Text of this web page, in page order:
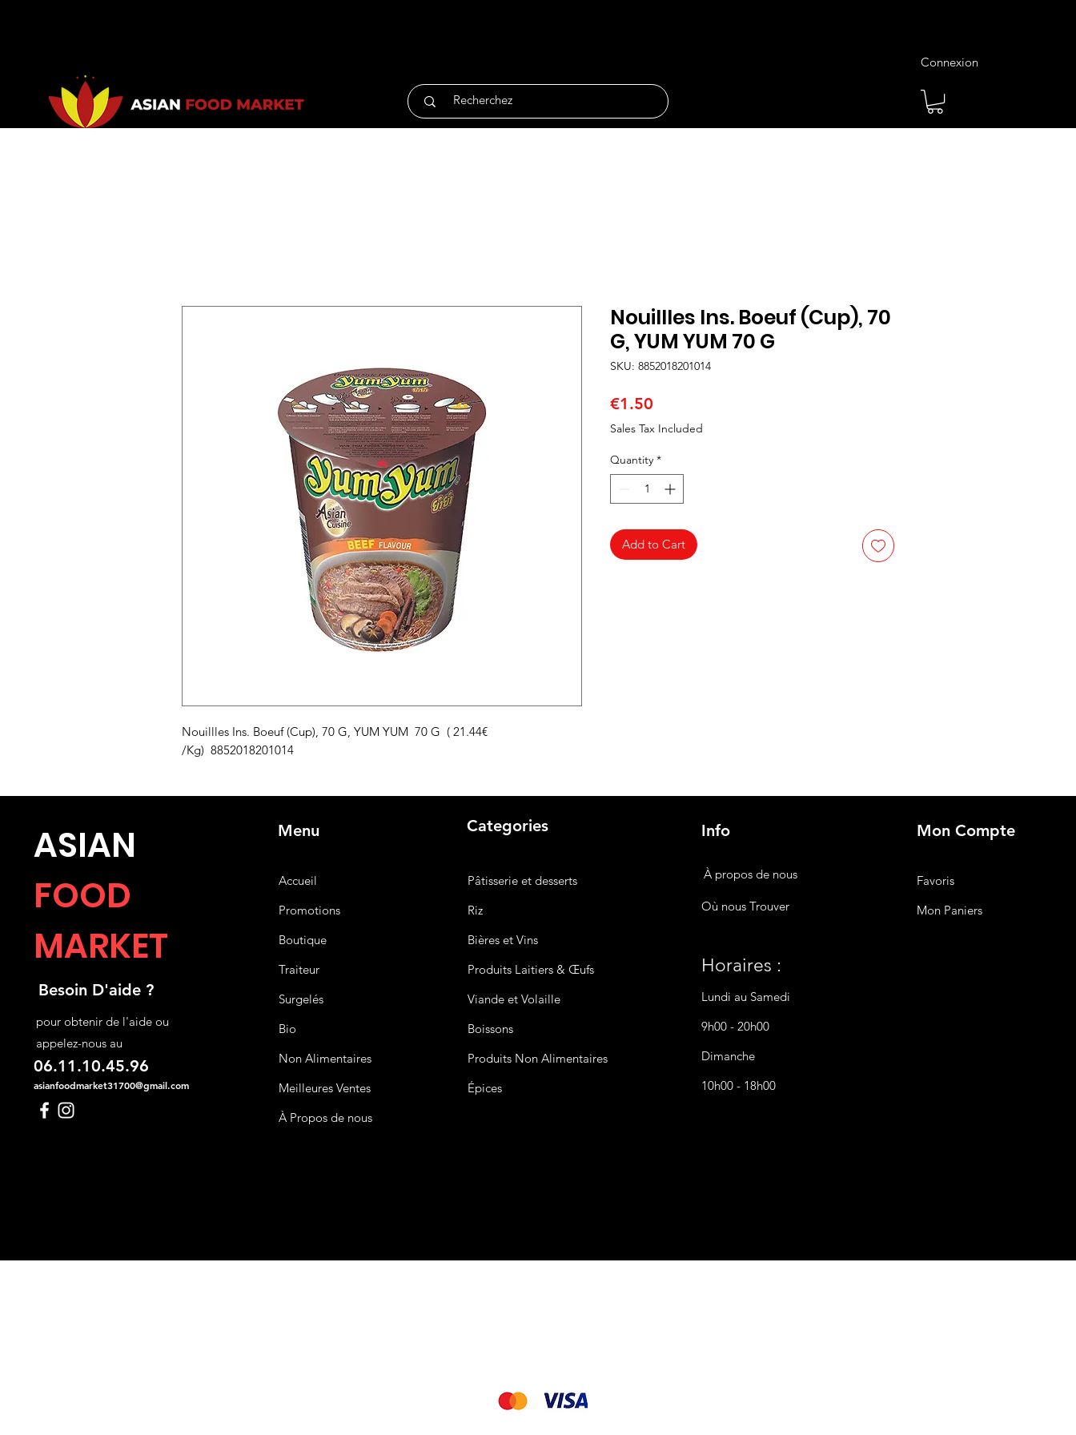
Connexion
Nouillles Ins. Boeuf (Cup), 70 G, YUM YUM 70 G ( 21.44€
/Kg) 8852018201014
Nouillles Ins. Boeuf (Cup), 70
G, YUM YUM 70 G
SKU: 8852018201014
€1.50
Sales Tax Included
Quantity *
Add to Cart
ASIAN
FOOD
MARKET
Besoin D'aide ?
pour obtenir de l'aide ou
appelez-nous au
06.11.10.45.96
asianfoodmarket31700@gmail.com
Menu
Accueil
Promotions
Boutique
Traiteur
Surgelés
Bio
Non Alimentaires
Meilleures Ventes
À Propos de nous
Categories
Pâtisserie et desserts
Riz
Bièreset Vins
Produits Laitiers & Œufs
Viande et Volaille
Boissons
Produits Non Alimentaires
Épices
Info
Où nous Trouver
Horaires :
Lundi au Samedi
9h00 - 20h00
Dimanche
10h00 - 18h00
À propos de nous
Mon Compte
Favoris
Mon Paniers